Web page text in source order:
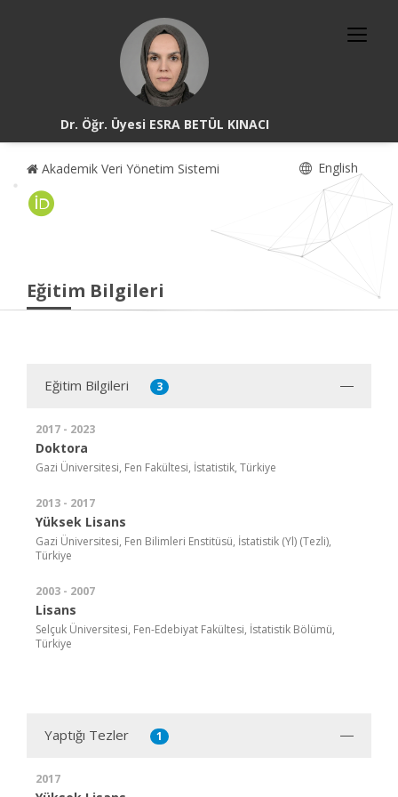
Dr. Öğr. Üyesi ESRA BETÜL KINACI
Akademik Veri Yönetim Sistemi English
Eğitim Bilgileri
Eğitim Bilgileri 3
2017 - 2023
Doktora
Gazi Üniversitesi, Fen Fakültesi, İstatistik, Türkiye
2013 - 2017
Yüksek Lisans
Gazi Üniversitesi, Fen Bilimleri Enstitüsü, İstatistik (Yl) (Tezli),
Türkiye
2003 - 2007
Lisans
Selçuk Üniversitesi, Fen-Edebiyat Fakültesi, İstatistik Bölümü,
Türkiye
Yaptığı Tezler 1
2017